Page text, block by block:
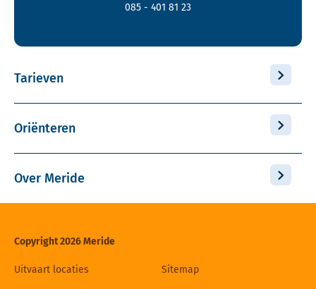
085 - 401 81 23
Tarieven
Oriënteren
Over Meride
Copyright 2026 Meride
Uitvaart locaties Sitemap